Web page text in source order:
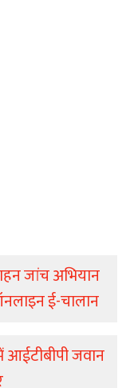
जांच अभियान
ई-चालान
आईटीबीपी जवान